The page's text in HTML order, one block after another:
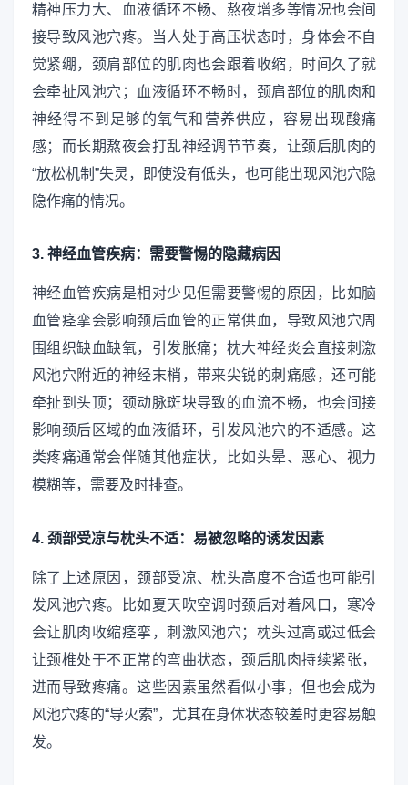
精神压力大、血液循环不畅、熬夜增多等情况也会间
接导致风池穴疼。当人处于高压状态时，身体会不自
觉紧绷，颈肩部位的肌肉也会跟着收缩，时间久了就
会牵扯风池穴；血液循环不畅时，颈肩部位的肌肉和
神经得不到足够的氧气和营养供应，容易出现酸痛
感；而长期熬夜会打乱神经调节节奏，让颈后肌肉的
“放松机制”失灵，即使没有低头，也可能出现风池穴隐
隐作痛的情况。
3. 神经血管疾病：需要警惕的隐藏病因
神经血管疾病是相对少见但需要警惕的原因，比如脑
血管痉挛会影响颈后血管的正常供血，导致风池穴周
围组织缺血缺氧，引发胀痛；枕大神经炎会直接刺激
风池穴附近的神经末梢，带来尖锐的刺痛感，还可能
牵扯到头顶；颈动脉斑块导致的血流不畅，也会间接
影响颈后区域的血液循环，引发风池穴的不适感。这
类疼痛通常会伴随其他症状，比如头晕、恶心、视力
模糊等，需要及时排查。
4. 颈部受凉与枕头不适：易被忽略的诱发因素
除了上述原因，颈部受凉、枕头高度不合适也可能引
发风池穴疼。比如夏天吹空调时颈后对着风口，寒冷
会让肌肉收缩痉挛，刺激风池穴；枕头过高或过低会
让颈椎处于不正常的弯曲状态，颈后肌肉持续紧张，
进而导致疼痛。这些因素虽然看似小事，但也会成为
风池穴疼的“导火索”，尤其在身体状态较差时更容易触
发。